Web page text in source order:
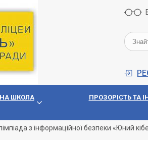
ШКОЛА ПРОЗОРIСТЬ ТА
з інформаційної безпеки «Юний